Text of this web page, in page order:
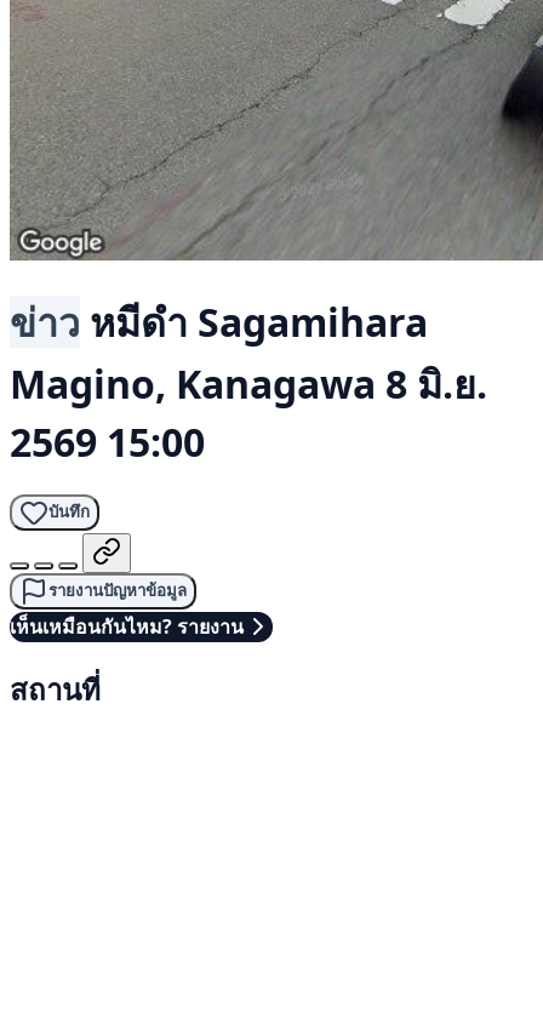
ข่าว หมีดำ Sagamihara
Magino, Kanagawa 8 มิ.ย.
2569 15:00
บันทึก
รายงานปัญหาข้อมูล
เห็นเหมือนกันไหม? รายงาน
สถานที่